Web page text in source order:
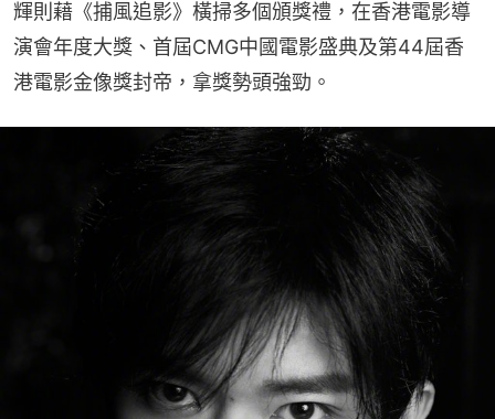
輝則藉《捕風追影》橫掃多個頒獎禮，在香港電影導
演會年度大獎、首屆CMG中國電影盛典及第44屆香
港電影金像獎封帝，拿獎勢頭強勁。